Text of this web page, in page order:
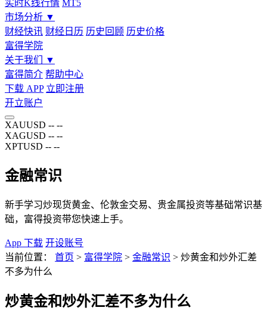
实时K线行情 MT5
市场分析 ▼
财经快讯 财经日历 历史回顾 历史价格
富得学院
关于我们
▼
富得简介 帮助中心
下载 APP 立即注册
开立账户
XAUUSD -- --
XAGUSD -- --
XPTUSD -- --
金融常识
新手学习炒现货黄金、伦敦金交易、贵金属投资等基础常识基
础，富得投资带您快速上手。
App 下载 开设账号
当前位置：
首页 > 富得学院 > 金融常识 > 炒黄金和炒外汇差
不多为什么
炒黄金和炒外汇差不多为什么